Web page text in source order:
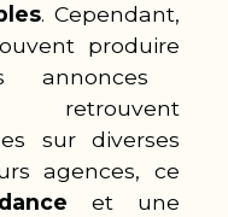
. Cependant,
produire
annonces
retrouvent
sur diverses
agences, ce
et une